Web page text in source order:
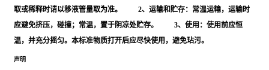
取或稀释时请以移液管量取为准。 2、运输和贮存：常温运输，运输时
应避免挤压，碰撞；常温，置于阴凉处贮存。 3、使用：使用前应恒
温，并充分摇匀。本标准物质打开后应尽快使用，避免玷污。
声明